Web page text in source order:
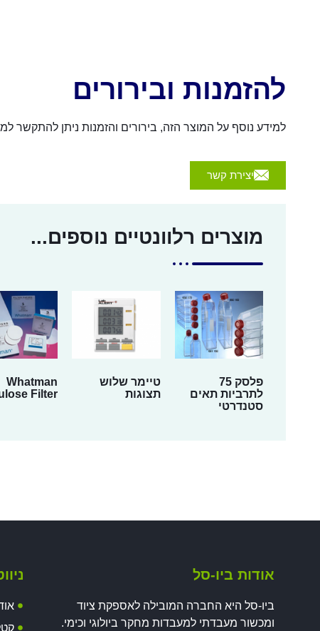
להזמנות ובירורים
למידע נוסף על המוצר הזה, בירורים והזמנות ניתן להתקשר למספר 054-4570926 או לשלוח הודעה באמצעות
יצירת קשר
מוצרים רלוונטיים נוספים...
פלסק 75
לתרביות תאים
סטנדרטי
טיימר שלוש
תצוגות
Whatman
Filter
אודות ביו-סל
ביו-סל היא החברה המובילה לאספקת ציוד
ומכשור מעבדתי למעבדות מחקר ביולוגי וכימי.